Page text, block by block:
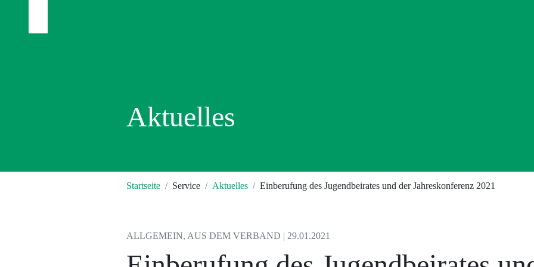
Aktuelles
Startseite Service Aktuelles Einberufung des Jugendbeirates und der Jahreskonferenz 2021
ALLGEMEIN, AUS DEM VERBAND | 29.01.2021